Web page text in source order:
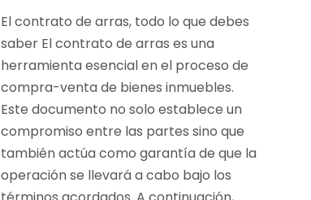
El contrato de arras, todo lo que debes
saber El contrato de arras es una
herramienta esencial en el proceso de
compra-venta de bienes inmuebles.
Este documento no solo establece un
compromiso entre las partes sino que
también actúa como garantía de que la
operación se llevará a cabo bajo los